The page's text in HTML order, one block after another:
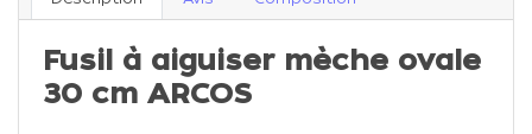
Fusil à aiguiser mèche ovale
30 cm ARCOS